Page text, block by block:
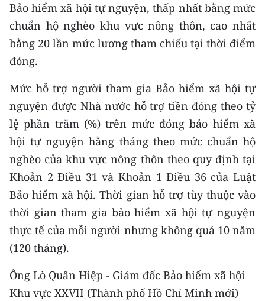
Infographic
TIN MỚI
TIN ĐỊA PHƯƠNG
Trung du và miền núi phía Bắc
Đồng bằng sông Hồng
Bắc Trung Bộ
Duyên hải Nam Trung Bộ và Tây
Đông Nam Bộ
Đồng bằng sông Cửu Long
Chuyên trang Hà Nội
Bảo hiểm xã hội tự nguyện, thấp nhất bằng mức
chuẩn hộ nghèo khu vực nông thôn, cao nhất
bằng 20 lần mức lương tham chiếu tại thời điểm
đóng.
Mức hỗ trợ người tham gia Bảo hiểm xã hội tự
nguyện được Nhà nước hỗ trợ tiền đóng theo tỷ
lệ phần trăm (%) trên mức đóng bảo hiểm xã
hội tự nguyện hằng tháng theo mức chuẩn hộ
nghèo của khu vực nông thôn theo quy định tại
Khoản 2 Điều 31 và Khoản 1 Điều 36 của Luật
Bảo hiểm xã hội. Thời gian hỗ trợ tùy thuộc vào
thời gian tham gia bảo hiểm xã hội tự nguyện
thực tế của mỗi người nhưng không quá 10 năm
(120 tháng).
Ông Lò Quân Hiệp - Giám đốc Bảo hiểm xã hội
Khu vực XXVII (Thành phố Hồ Chí Minh mới)